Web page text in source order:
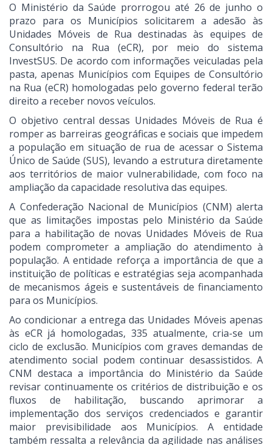
O Ministério da Saúde prorrogou até 26 de junho o
prazo para os Municípios solicitarem a adesão às
Unidades Móveis de Rua destinadas às equipes de
Consultório na Rua (eCR), por meio do sistema
InvestSUS. De acordo com informações veiculadas pela
pasta, apenas Municípios com Equipes de Consultório
na Rua (eCR) homologadas pelo governo federal terão
direito a receber novos veículos.
O objetivo central dessas Unidades Móveis de Rua é
romper as barreiras geográficas e sociais que impedem
a população em situação de rua de acessar o Sistema
Único de Saúde (SUS), levando a estrutura diretamente
aos territórios de maior vulnerabilidade, com foco na
ampliação da capacidade resolutiva das equipes.
A Confederação Nacional de Municípios (CNM) alerta
que as limitações impostas pelo Ministério da Saúde
para a habilitação de novas Unidades Móveis de Rua
podem comprometer a ampliação do atendimento à
população. A entidade reforça a importância de que a
instituição de políticas e estratégias seja acompanhada
de mecanismos ágeis e sustentáveis de financiamento
para os Municípios.
Ao condicionar a entrega das Unidades Móveis apenas
às eCR já homologadas, 335 atualmente, cria-se um
ciclo de exclusão. Municípios com graves demandas de
atendimento social podem continuar desassistidos. A
CNM destaca a importância do Ministério da Saúde
revisar continuamente os critérios de distribuição e os
fluxos de habilitação, buscando aprimorar a
implementação dos serviços credenciados e garantir
maior previsibilidade aos Municípios. A entidade
também ressalta a relevância da agilidade nas análises